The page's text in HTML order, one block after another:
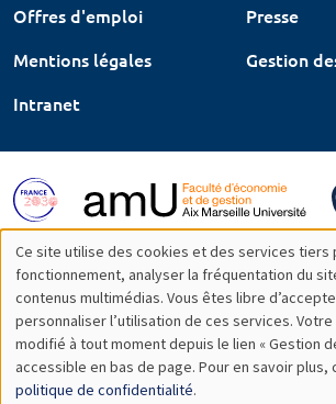
Offres d'emploi
Presse
Mentions légales
Gestion
Intranet
Utilisation
des
données
personnelles
Ce site utilise des cookies et des services tiers
fonctionnement, analyser la fréquentation du
contenus multimédias. Vous êtes libre
personnaliser l’utilisation de ces services.
modifié à tout moment depuis le lien « Gestion
accessible en bas de page. Pour en savoir plus,
politique de confidentialité.